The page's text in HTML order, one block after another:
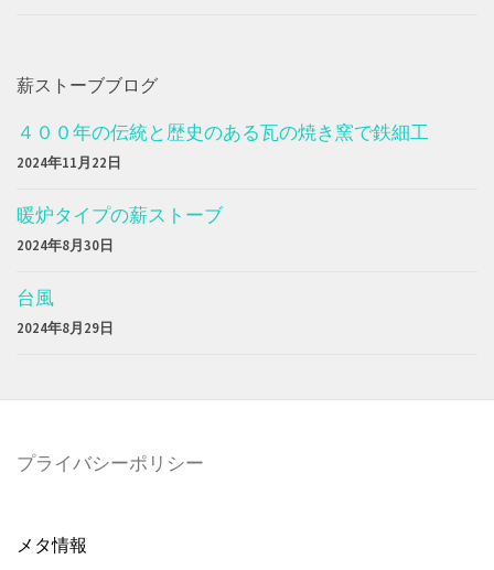
薪ストーブブログ
４００年の伝統と歴史のある瓦の焼き窯で鉄細工
2024年11月22日
暖炉タイプの薪ストーブ
2024年8月30日
台風
2024年8月29日
プライバシーポリシー
メタ情報